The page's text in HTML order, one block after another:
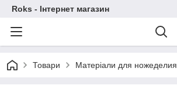
Roks - Інтернет магазин
Товари Матеріали для ножеделия